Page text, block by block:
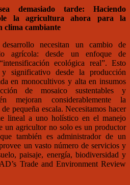
demasiado tarde: Haciendo
la agricultura ahora para la
clima cambiante
necesitan un cambio de
agrícola: desde un enfoque de
ecológica real”. Esto
significativo desde la producción
en monocultivos y alta en insumos
de mosaico sustentables y
mejoran considerablemente la
pequeña escala. Necesitamos hacer
lineal a uno holístico en el manejo
un agricultor no solo es un productor
también es administrador de un
un vasto número de servicios y
paisaje, energía, biodiversidad y
Trade and Environment Review